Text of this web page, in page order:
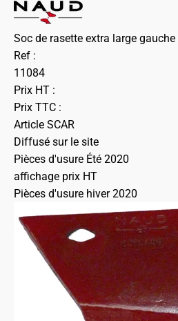
Soc de rasette extra large
Ref :
11084
Prix HT :
Prix TTC :
Article SCAR
Diffusé sur le site
Pièces d'usure Été 2020
affichage prix HT
Pièces d'usure hiver 2020